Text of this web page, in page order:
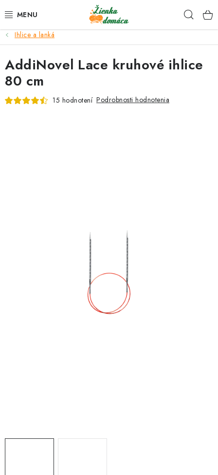
na
KLBKÁ
Ihlice a lanká
AddiNovel Lace kruhové ihlice
80 cm
15 hodnotení Podrobnosti hodnotenia